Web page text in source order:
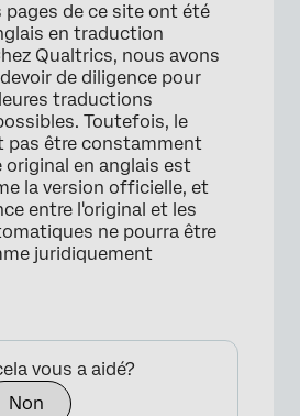
pages de ce site ont été
en traduction
Qualtrics, nous avons
de diligence pour
traductions
Toutefois, le
pas être constamment
original en anglais est
la version officielle, et
entre l'original et les
ne pourra être
juridiquement
vous a aidé?
Non